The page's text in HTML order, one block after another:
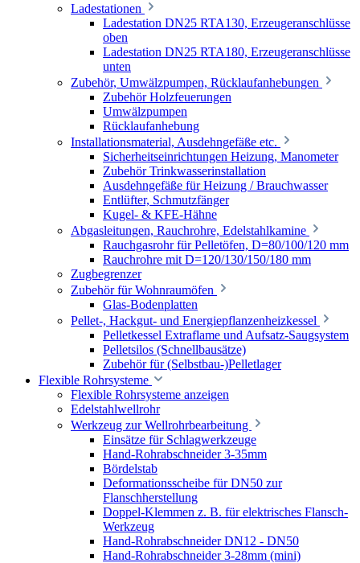
Ladestationen
Ladestation DN25 RTA130, Erzeugeranschlüsse
oben
Ladestation DN25 RTA180, Erzeugeranschlüsse
unten
Zubehör, Umwälzpumpen, Rücklaufanhebungen
Zubehör Holzfeuerungen
Umwälzpumpen
Rücklaufanhebung
Installationsmaterial, Ausdehngefäße etc.
Sicherheitseinrichtungen Heizung, Manometer
Zubehör Trinkwasserinstallation
Ausdehngefäße für Heizung / Brauchwasser
Entlüfter, Schmutzfänger
Kugel- & KFE-Hähne
Abgasleitungen, Rauchrohre, Edelstahlkamine
Rauchgasrohr für Pelletöfen, D=80/100/120 mm
Rauchrohre mit D=120/130/150/180 mm
Zugbegrenzer
Zubehör für Wohnraumöfen
Glas-Bodenplatten
Pellet-, Hackgut- und Energiepflanzenheizkessel
Pelletkessel Extraflame und Aufsatz-Saugsystem
Pelletsilos (Schnellbausätze)
Zubehör für (Selbstbau-)Pelletlager
Flexible Rohrsysteme
Flexible Rohrsysteme anzeigen
Edelstahlwellrohr
Werkzeug zur Wellrohrbearbeitung
Einsätze für Schlagwerkzeuge
Hand-Rohrabschneider 3-35mm
Bördelstab
Deformationsscheibe für DN50 zur
Flanschherstellung
Doppel-Klemmen z. B. für elektrisches Flansch-
Werkzeug
Hand-Rohrabschneider DN12 - DN50
Hand-Rohrabschneider 3-28mm (mini)